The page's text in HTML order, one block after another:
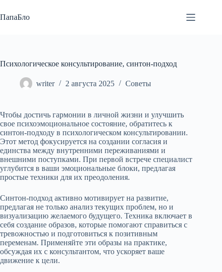
к
сути
ПапаБло
Психологическое консультирование, синтон-подход
writer 2 августа 2025 Советы
Чтобы достичь гармонии в личной жизни и улучшить
свое психоэмоциональное состояние, обратитесь к
синтон-подходу в психологическом консультировании.
Этот метод фокусируется на создании согласия и
единства между внутренними переживаниями и
внешними поступками. При первой встрече специалист
углубится в ваши эмоциональные блоки, предлагая
простые техники для их преодоления.
Синтон-подход активно мотивирует на развитие,
предлагая не только анализ текущих проблем, но и
визуализацию желаемого будущего. Техника включает в
себя создание образов, которые помогают справиться с
тревожностью и подготовиться к позитивным
переменам. Применяйте эти образы на практике,
обсуждая их с консультантом, что ускоряет ваше
движение к цели.